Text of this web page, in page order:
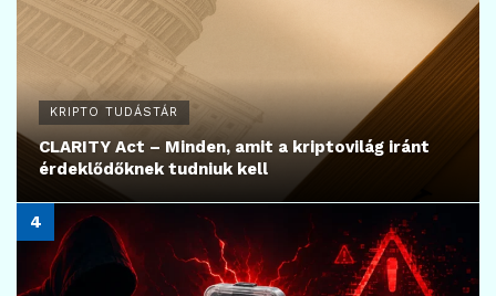
KRIPTO TUDÁSTÁR
CLARITY Act – Minden, amit a kriptovilág iránt
érdeklődőknek tudniuk kell